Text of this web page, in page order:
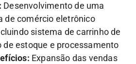
Desenvolvimento de uma
de comércio eletrônico
sistema de carrinho de
de estoque e processamento
Expansão das vendas